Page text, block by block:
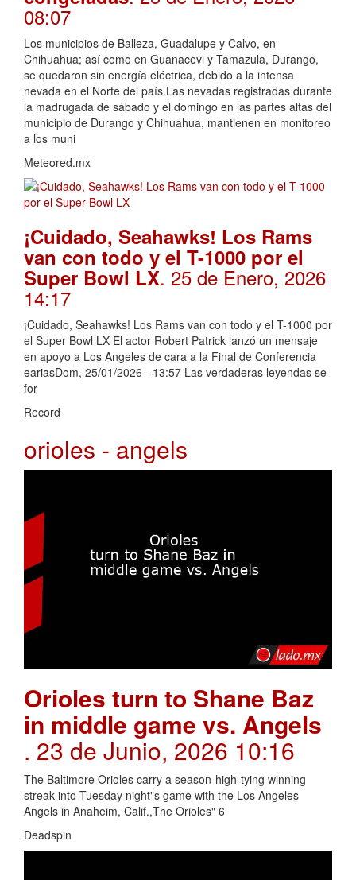
08:07
Los municipios de Balleza, Guadalupe y Calvo, en
Chihuahua; así como en Guanacevi y Tamazula, Durango,
se quedaron sin energía eléctrica, debido a la intensa
nevada en el Norte del país.Las nevadas registradas durante
la madrugada de sábado y el domingo en las partes altas del
municipio de Durango y Chihuahua, mantienen en monitoreo
a los muni
Meteored.mx
¡Cuidado, Seahawks! Los Rams
van con todo y el T-1000 por el
Super Bowl LX. 25 de Enero, 2026
14:17
¡Cuidado, Seahawks! Los Rams van con todo y el T-1000 por
el Super Bowl LX El actor Robert Patrick lanzó un mensaje
en apoyo a Los Angeles de cara a la Final de Conferencia
eariasDom, 25/01/2026 - 13:57 Las verdaderas leyendas se
for
Record
orioles - angels
Orioles turn to Shane Baz
in middle game vs. Angels
. 23 de Junio, 2026 10:16
The Baltimore Orioles carry a season-high-tying winning
streak into Tuesday night"s game with the Los Angeles
Angels in Anaheim, Calif.,The Orioles" 6
Deadspin